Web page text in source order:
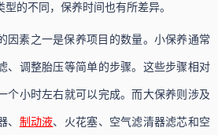
的不同，保养时间也有所差异。
因素之一是保养项目的数量。小保养通常
、调整胎压等简单的步骤。这些步骤相对
个小时左右就可以完成。而大保养则涉及
、 制动液、火花塞、空气滤清器滤芯和空